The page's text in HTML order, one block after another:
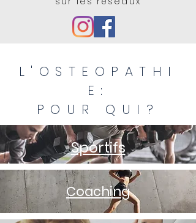
L'OSTEOPATHI
E:
POUR QUI?
Sportifs
Coaching